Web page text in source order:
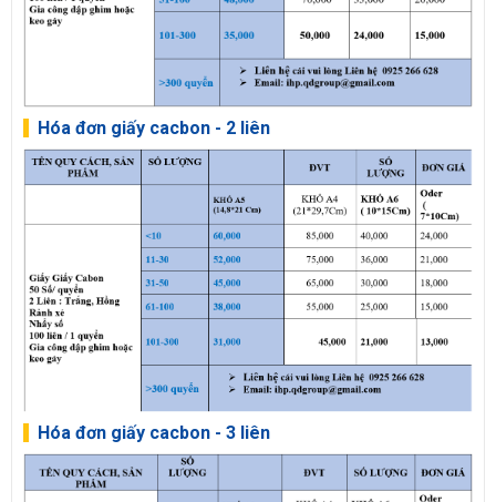
Hóa đơn giấy cacbon - 2 liên
Hóa đơn giấy cacbon - 3 liên